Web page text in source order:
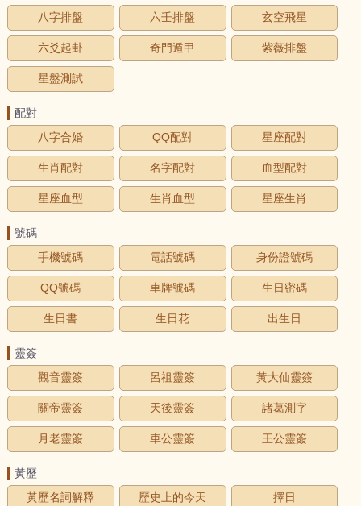
八字排盤
六壬排盤 玄空飛星
六爻起卦 奇門遁甲 紫薇排盤
星盤測試
配對
八字合婚
QQ配對 星座配對
生肖配對 名字配對 血型配對
星座血型 生肖血型 星座生肖
號碼
手機號碼
電話號碼 身份證號碼
QQ號碼 車牌號碼 生日密碼
生日書 生日花 出生日
靈簽
觀音靈簽
呂祖靈簽 黃大仙靈簽
關帝靈簽 天後靈簽 諸葛測字
月老靈簽 車公靈簽 王公靈簽
黃歷
黃歷名詞解釋
歷史上的今天 擇日